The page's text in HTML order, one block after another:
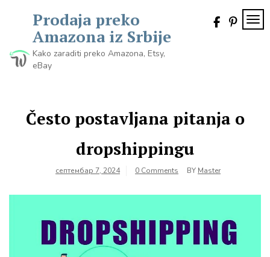
Prodaja preko
Amazona iz Srbije
Kako zaraditi preko Amazona, Etsy,
eBay
Često postavljana pitanja o
dropshippingu
септембар 7, 2024 0 Comments BY Master